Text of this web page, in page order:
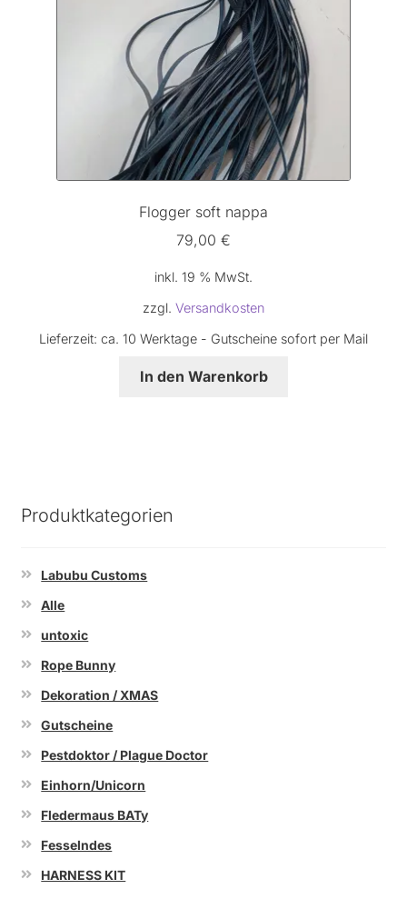
Flogger soft nappa
79,00 €
inkl. 19 % MwSt.
zzgl. Versandkosten
Lieferzeit: ca. 10 Werktage - Gutscheine sofort per Mail
In den Warenkorb
Produktkategorien
Labubu Customs
Alle
untoxic
Rope Bunny
Dekoration / XMAS
Gutscheine
Pestdoktor / Plague Doctor
Einhorn/Unicorn
Fledermaus BATy
Fesselndes
HARNESS KIT